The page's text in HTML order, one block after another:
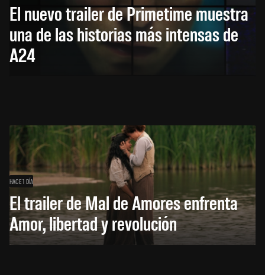
El nuevo trailer de Primetime muestra
una de las historias más intensas de
A24
HACE 1 DÍA
El trailer de Mal de Amores enfrenta
Amor, libertad y revolución